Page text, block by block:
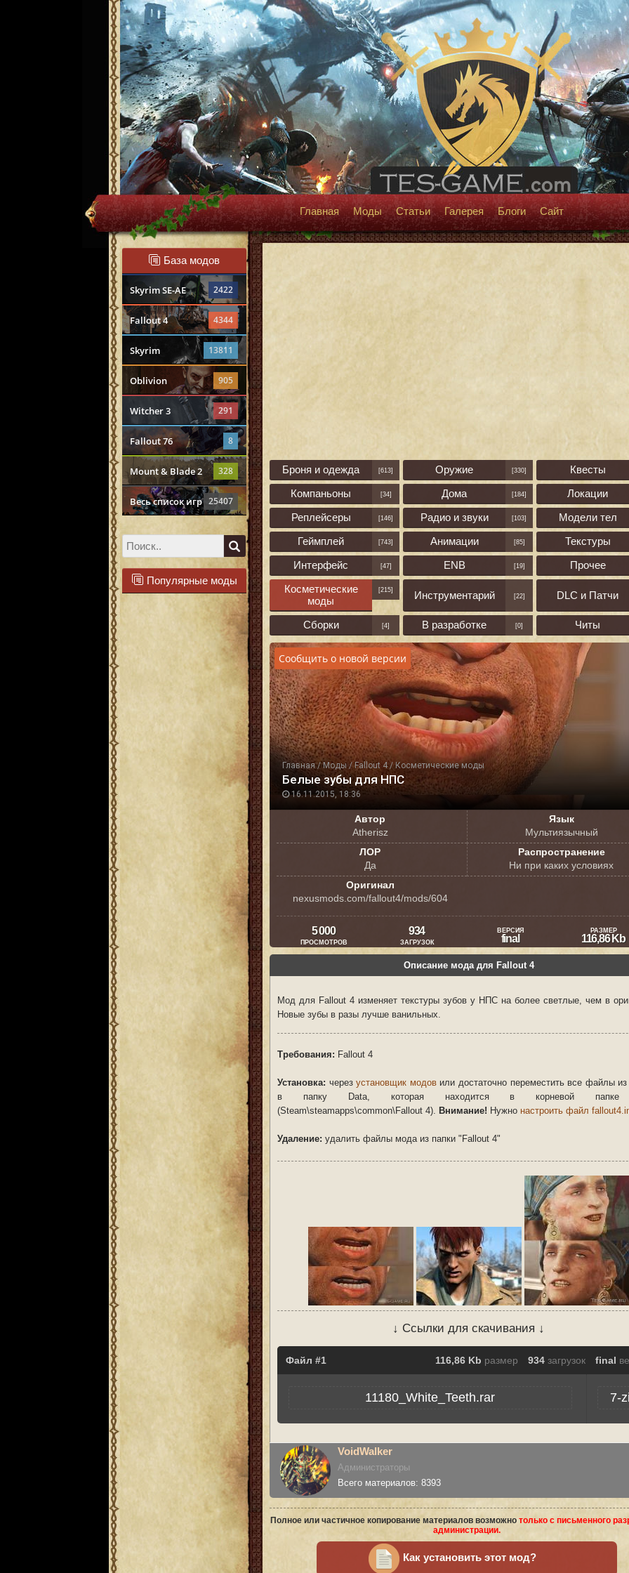
Главная Моды Статьи Галерея Блоги Сайт
База модов
Skyrim SE-AE 2422
Fallout 4 4344
Skyrim 13811
Oblivion 905
Witcher 3 291
Fallout 76 8
Mount & Blade 2 328
Весь список игр 25407
Популярные моды
Броня и одежда [613] Оружие [330]
Квесты
Компаньоны
[34] Дома [184]
Локации
Реплейсеры
[146] Радио и звуки [103]
Модели тел
Геймплей
[743] Анимации [85]
Текстуры
Интерфейс
[47] ENB [19]
Прочее
Косметические
моды
[215] Инструментарий [22] DLC и Патчи
Сборки [4] В разработке [0] Читы
Главная/Моды/Fallout 4/ Косметические моды
16.11.2015, 18:36
Белые зубы для НПС
Сообщить о новой версии
Автор
Atherisz
Язык
Мультиязычный
ЛОР
Да
Распространение
Ни при каких условиях
Оригинал
nexusmods.com/fallout4/mods/604
5 000
ПРОСМОТРОВ
934
ЗАГРУЗОК
ВЕРСИЯ
final
РАЗМЕР
116,86 Kb
Описание мода для Fallout 4
Мод для Fallout 4 изменяет текстуры зубов у НПС на более светлые, чем в
Новые зубы в разы лучше ванильных.
Требования: Fallout 4
Установка: черезустановщик модовили достаточно переместить все файлы из
в папку Data, которая находится в корневой папке
(Steam\steamapps\common\Fallout 4). Внимание! Нужно настроить файл
Удаление: удалить файлы мода из папки "Fallout 4"
↓ Ссылки для скачивания ↓
Файл 116,86 Kb размер 934 загрузок final
11180_White_Teeth.rar 7-
VoidWalker
Администраторы
Всего материалов: 8393
Полное или частичное копирование материалов возможно только с письменного
администрации.
Как установить этот мод?